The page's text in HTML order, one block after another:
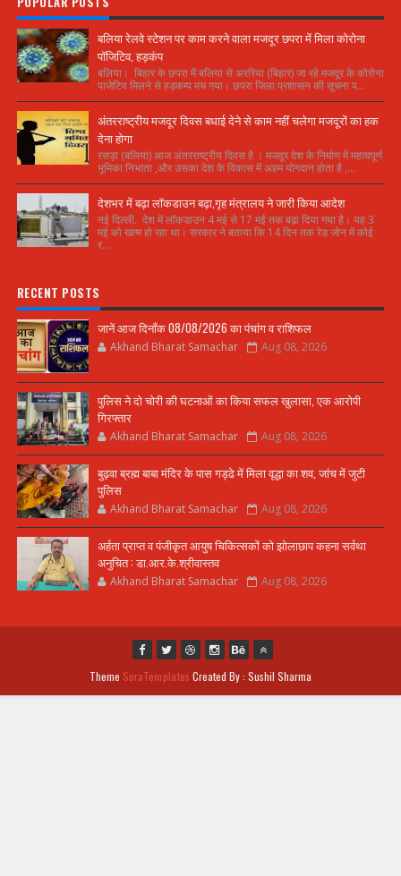
बलिया रेलवे स्टेशन पर काम करने वाला मजदूर छपरा में मिला कोरोना
पॉजिटिव, हड़कंप
बलिया। बिहार के छपरा में बलिया से अररिया (बिहार) जा रहे मजदूर के कोरोना
पाजेटिव मिलने से हड़कम्प मच गया। छपरा जिला प्रशासन की सूचना प...
अंतरराष्ट्रीय मजदूर दिवस बधाई देने से काम नहीं चलेगा मजदूरों का हक
देना होगा
रसड़ा (बलिया) आज अंतरराष्ट्रीय दिवस है । मजदूर देश के निर्माण में महत्वपूर्ण
भूमिका निभाता ,और उसका देश के विकास में अहम योगदान होता है ,...
देशभर में बढ़ा लॉकडाउन बढ़ा,गृह मंत्रालय ने जारी किया आदेश
नई दिल्ली. देश में लॉकडाउन 4 मई से 17 मई तक बढ़ा दिया गया है। यह 3
मई को खत्म हो रहा था। सरकार ने बताया कि 14 दिन तक रेड जोन में कोई
र...
RECENT POSTS
जानें आज दिनाँक 08/08/2026 का पंचांग व राशिफल
Akhand Bharat Samachar Aug 08, 2026
पुलिस ने दो चोरी की घटनाओं का किया सफल खुलासा, एक आरोपी
गिरफ्तार
Akhand Bharat Samachar Aug 08, 2026
बुढ़वा ब्रह्म बाबा मंदिर के पास गड्ढे में मिला वृद्धा का शव, जांच में जुटी
पुलिस
Akhand Bharat Samachar Aug 08, 2026
अर्हता प्राप्त व पंजीकृत आयुष चिकित्सकों को झोलाछाप कहना सर्वथा
अनुचित : डा.आर.के.श्रीवास्तव
Akhand Bharat Samachar Aug 08, 2026
Theme SoraTemplates Created By : Sushil Sharma